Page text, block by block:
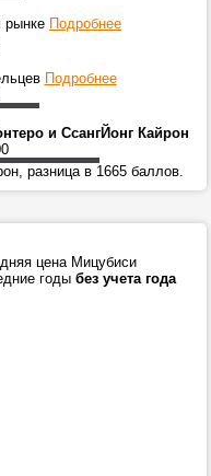
рынке Подробнее
Подробнее
и СсангЙонг Кайрон
разница в 1665 баллов.
цена Мицубиси
годы без учета года